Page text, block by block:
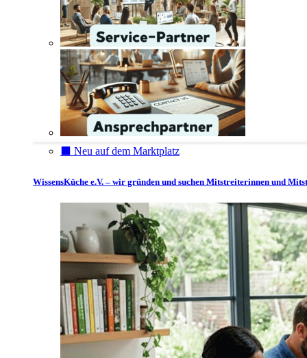
⬛️ Neu auf dem Marktplatz
WissensKüche e.V. – wir gründen und suchen Mitstreiterinnen und